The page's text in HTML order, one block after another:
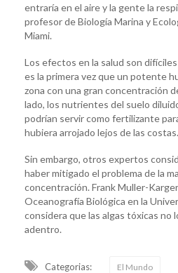
entraría en el aire y la gente la
profesor de Biología Marina y
Miami.
Los efectos en la salud son
es la primera vez que un potente
zona con una gran concentración
lado, los nutrientes del suelo
podrían servir como fertilizante
hubiera arrojado lejos de las costas.
Sin embargo, otros expertos
haber mitigado el problema de la
concentración. Frank Muller-
Oceanografía Biológica en la
considera que las algas tóxicas no
adentro.
Categorias: El Mundo